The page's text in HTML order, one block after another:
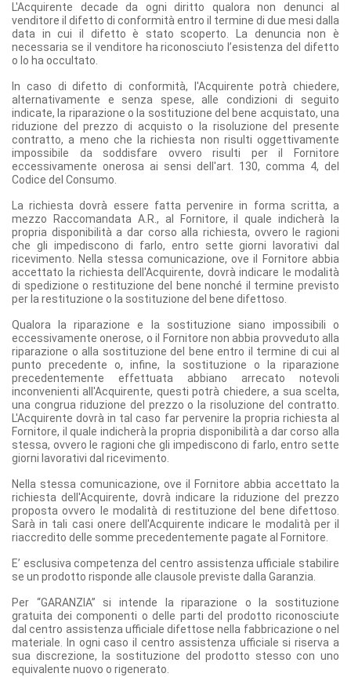
L'Acquirente decade da ogni diritto qualora non denunci al
venditore il difetto di conformità entro il termine di due mesi dalla
data in cui il difetto è stato scoperto. La denuncia non è
necessaria se il venditore ha riconosciuto l’esistenza del difetto
o lo ha occultato.
In caso di difetto di conformità, l'Acquirente potrà chiedere,
alternativamente e senza spese, alle condizioni di seguito
indicate, la riparazione o la sostituzione del bene acquistato, una
riduzione del prezzo di acquisto o la risoluzione del presente
contratto, a meno che la richiesta non risulti oggettivamente
impossibile da soddisfare ovvero risulti per il Fornitore
eccessivamente onerosa ai sensi dell'art. 130, comma 4, del
Codice del Consumo.
La richiesta dovrà essere fatta pervenire in forma scritta, a
mezzo Raccomandata A.R., al Fornitore, il quale indicherà la
propria disponibilità a dar corso alla richiesta, ovvero le ragioni
che gli impediscono di farlo, entro sette giorni lavorativi dal
ricevimento. Nella stessa comunicazione, ove il Fornitore abbia
accettato la richiesta dell'Acquirente, dovrà indicare le modalità
di spedizione o restituzione del bene nonché il termine previsto
per la restituzione o la sostituzione del bene difettoso.
Qualora la riparazione e la sostituzione siano impossibili o
eccessivamente onerose, o il Fornitore non abbia provveduto alla
riparazione o alla sostituzione del bene entro il termine di cui al
punto precedente o, infine, la sostituzione o la riparazione
precedentemente effettuata abbiano arrecato notevoli
inconvenienti all'Acquirente, questi potrà chiedere, a sua scelta,
una congrua riduzione del prezzo o la risoluzione del contratto.
L'Acquirente dovrà in tal caso far pervenire la propria richiesta al
Fornitore, il quale indicherà la propria disponibilità a dar corso alla
stessa, ovvero le ragioni che gli impediscono di farlo, entro sette
giorni lavorativi dal ricevimento.
Nella stessa comunicazione, ove il Fornitore abbia accettato la
richiesta dell'Acquirente, dovrà indicare la riduzione del prezzo
proposta ovvero le modalità di restituzione del bene difettoso.
Sarà in tali casi onere dell'Acquirente indicare le modalità per il
riaccredito delle somme precedentemente pagate al Fornitore.
E’ esclusiva competenza del centro assistenza ufficiale stabilire
se un prodotto risponde alle clausole previste dalla Garanzia.
Per “GARANZIA” si intende la riparazione o la sostituzione
gratuita dei componenti o delle parti del prodotto riconosciute
dal centro assistenza ufficiale difettose nella fabbricazione o nel
materiale. In ogni caso il centro assistenza ufficiale si riserva a
sua discrezione, la sostituzione del prodotto stesso con uno
equivalente nuovo o rigenerato.